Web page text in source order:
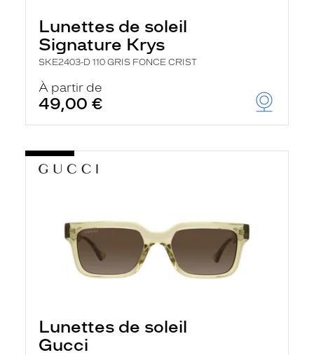
Lunettes de soleil
Signature Krys
SKE2403-D 110 GRIS FONCE CRIST
À partir de
49,00 €
Lunettes de soleil
Gucci